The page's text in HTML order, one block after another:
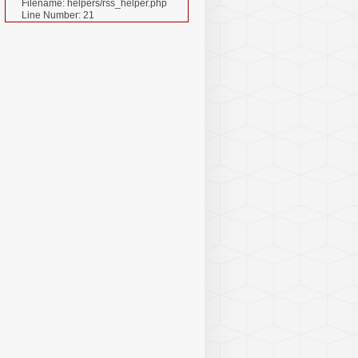
Filename: helpers/rss_helper.php
Line Number: 21